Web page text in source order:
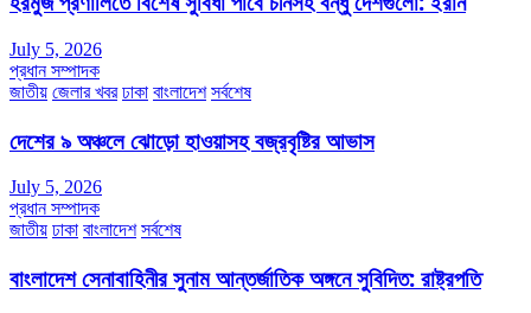
July 5, 2026
প্রধান সম্পাদক
জাতীয় জেলার খবর ঢাকা বাংলাদেশ সর্বশেষ
দেশের ৯ অঞ্চলে ঝোড়ো হাওয়াসহ বজ্রবৃষ্টির আভাস
July 5, 2026
প্রধান সম্পাদক
জাতীয় ঢাকা বাংলাদেশ সর্বশেষ
বাংলাদেশ সেনাবাহিনীর সুনাম আন্তর্জাতিক অঙ্গনে সুবিদিত: রাষ্ট্রপতি